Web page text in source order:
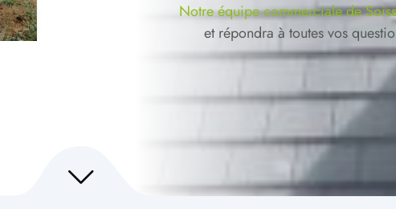
Notre équipe commerciale de
et répondra à toutes vos